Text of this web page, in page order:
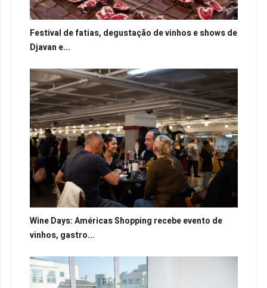
Festival de fatias, degustação de vinhos e shows de
Djavan e...
Wine Days: Américas Shopping recebe evento de
vinhos, gastro...